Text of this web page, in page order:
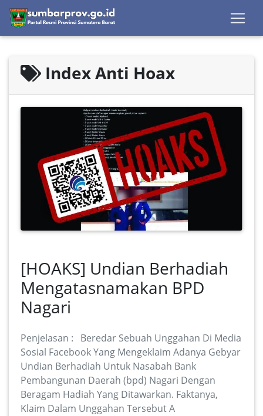
Index Anti Hoax
[HOAKS] Undian Berhadiah
Mengatasnamakan BPD
Nagari
Penjelasan : Beredar Sebuah Unggahan Di Media
Sosial Facebook Yang Mengeklaim Adanya Gebyar
Undian Berhadiah Untuk Nasabah Bank
Pembangunan Daerah (bpd) Nagari Dengan
Beragam Hadiah Yang Ditawarkan. Faktanya,
Klaim Dalam Unggahan Tersebut A